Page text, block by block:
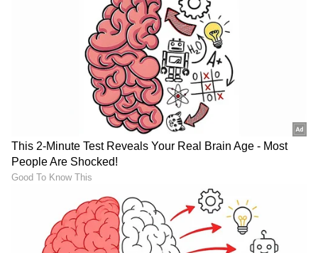
ಅವರ ಸಹೋದರಿ ಆಶಾ ಕೂಡ ವಿನಾಯಕ್ ಅವರ ಚೊಚ್ಚಲ
ಹಿಂದಿ ಚಿತ್ರ 'ಬಡಿ ಮಾ' (1945) ಗೆ ಕೊಡುಗೆ ನೀಡಿದರು, ಆದರೆ
ಲತಾ ಅವರು ಚಲನಚಿತ್ರಕ್ಕಾಗಿ 'ಮಾತಾ ತೇರೆ ಚಾರ್ನೋನ್
ಮೇ' ಭಜನ್ ಹಾಡಿದರು. 1946 ರಲ್ಲಿ ವಿನಾಯಕ್ ಅವರ
ಎರಡನೇ ಹಿಂದಿ ಚಿತ್ರ 'ಸುಭದ್ರ' ರೆಕಾರ್ಡಿಂಗ್ ಸಮಯದಲ್ಲಿ